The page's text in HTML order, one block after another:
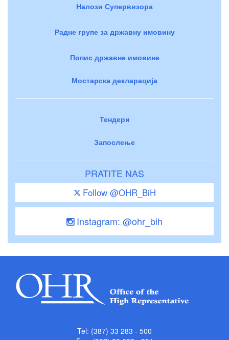
Налози Супервизора
Радне групе за државну имовину
Попис државне имовине
Мостарска декларација
Тендери
Запослење
PRATITE NAS
Follow @OHR_BiH
Instagram: @ohr_bih
Tel: (387) 33 283 - 500